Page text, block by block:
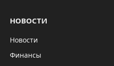
НОВОСТИ
Новости
Финансы